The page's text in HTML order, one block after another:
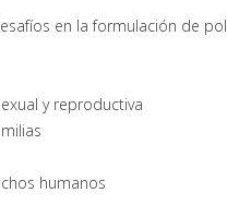
en la formulación de
y reproductiva
humanos